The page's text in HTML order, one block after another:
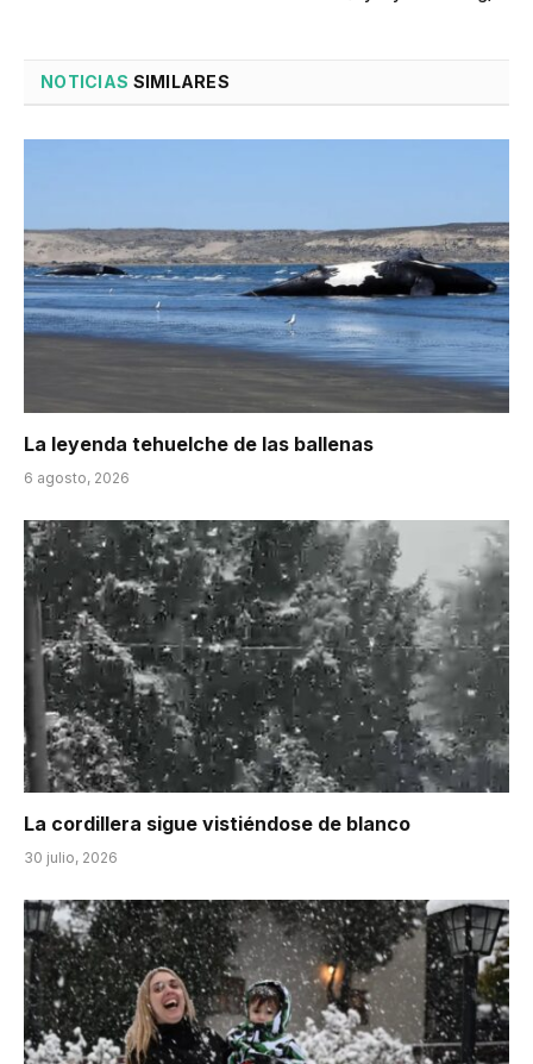
NOTICIAS SIMILARES
La leyenda tehuelche de las ballenas
6 agosto, 2026
La cordillera sigue vistiéndose de blanco
30 julio, 2026